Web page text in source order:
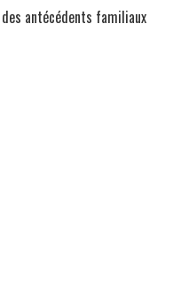
antécédents familiaux